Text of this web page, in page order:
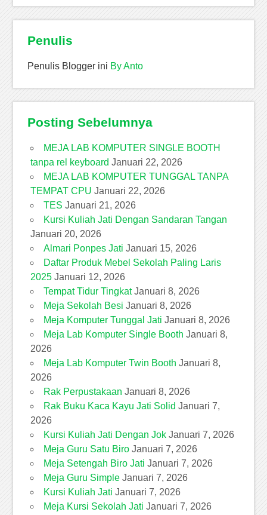
Penulis
Penulis Blogger ini By Anto
Posting Sebelumnya
MEJA LAB KOMPUTER SINGLE BOOTH
tanpa rel keyboard Januari 22, 2026
MEJA LAB KOMPUTER TUNGGAL TANPA
TEMPAT CPU Januari 22, 2026
TES Januari 21, 2026
Kursi Kuliah Jati Dengan Sandaran Tangan
Januari 20, 2026
Almari Ponpes Jati Januari 15, 2026
Daftar Produk Mebel Sekolah Paling Laris
2025 Januari 12, 2026
Tempat Tidur Tingkat Januari 8, 2026
Meja Sekolah Besi Januari 8, 2026
Meja Komputer Tunggal Jati Januari 8, 2026
Meja Lab Komputer Single Booth Januari 8,
2026
Meja Lab Komputer Twin Booth Januari 8,
2026
Rak Perpustakaan Januari 8, 2026
Rak Buku Kaca Kayu Jati Solid Januari 7,
2026
Kursi Kuliah Jati Dengan Jok Januari 7, 2026
Meja Guru Satu Biro Januari 7, 2026
Meja Setengah Biro Jati Januari 7, 2026
Meja Guru Simple Januari 7, 2026
Kursi Kuliah Jati Januari 7, 2026
Meja Kursi Sekolah Jati Januari 7, 2026